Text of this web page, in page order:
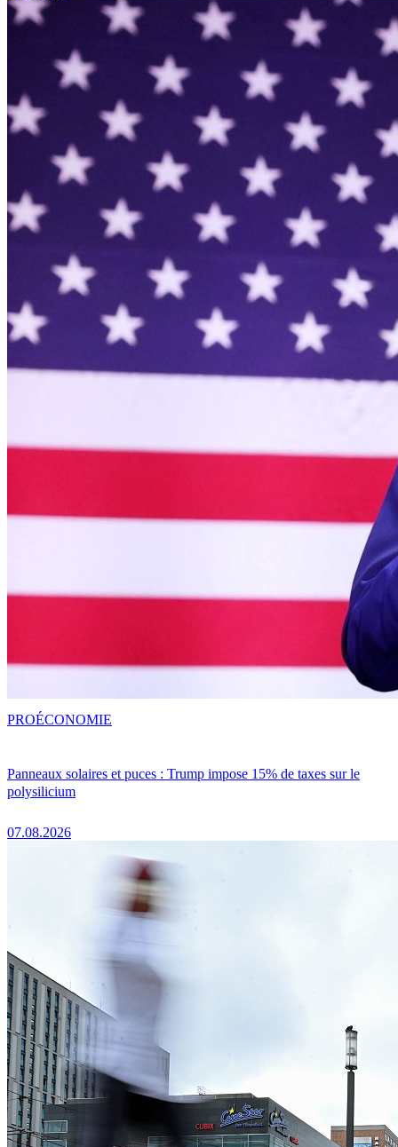
Panneaux solaires et puces : Trump impose 15% de taxes sur le
polysilicium
07.08.2026
PROÉCONOMIE